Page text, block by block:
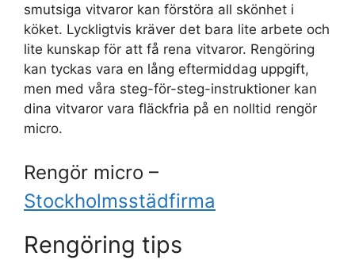
smutsiga vitvaror kan förstöra all skönhet i
köket. Lyckligtvis kräver det bara lite arbete och
lite kunskap för att få rena vitvaror. Rengöring
kan tyckas vara en lång eftermiddag uppgift,
men med våra steg-för-steg-instruktioner kan
dina vitvaror vara fläckfria på en nolltid rengör
micro.
Rengör micro –
Stockholmsstädfirma
Rengöring tips